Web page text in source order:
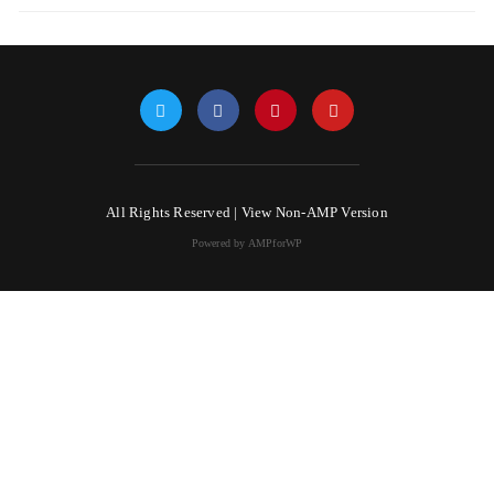
All Rights Reserved | View Non-AMP Version
Powered by AMPforWP